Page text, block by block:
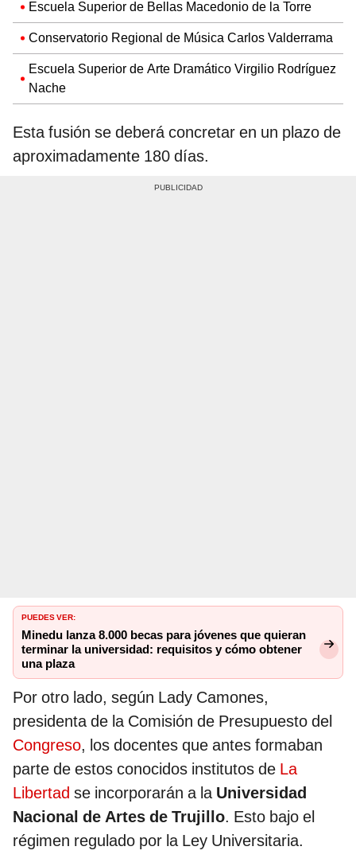
Escuela Superior de Bellas Macedonio de la Torre
Conservatorio Regional de Música Carlos Valderrama
Escuela Superior de Arte Dramático Virgilio Rodríguez
Nache
Esta fusión se deberá concretar en un plazo de
aproximadamente 180 días.
PUEDES VER:
Minedu lanza 8.000 becas para jóvenes que quieran
terminar la universidad: requisitos y cómo obtener
una plaza
Por otro lado, según Lady Camones,
presidenta de la Comisión de Presupuesto del
Congreso, los docentes que antes formaban
parte de estos conocidos institutos de La
Libertad se incorporarán a laUniversidad
Nacional de Artes de Trujillo. Esto bajo el
régimen regulado por la Ley Universitaria.